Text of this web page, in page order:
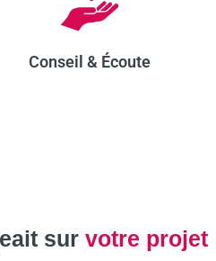
Conseil & Écoute​
sur votre projet